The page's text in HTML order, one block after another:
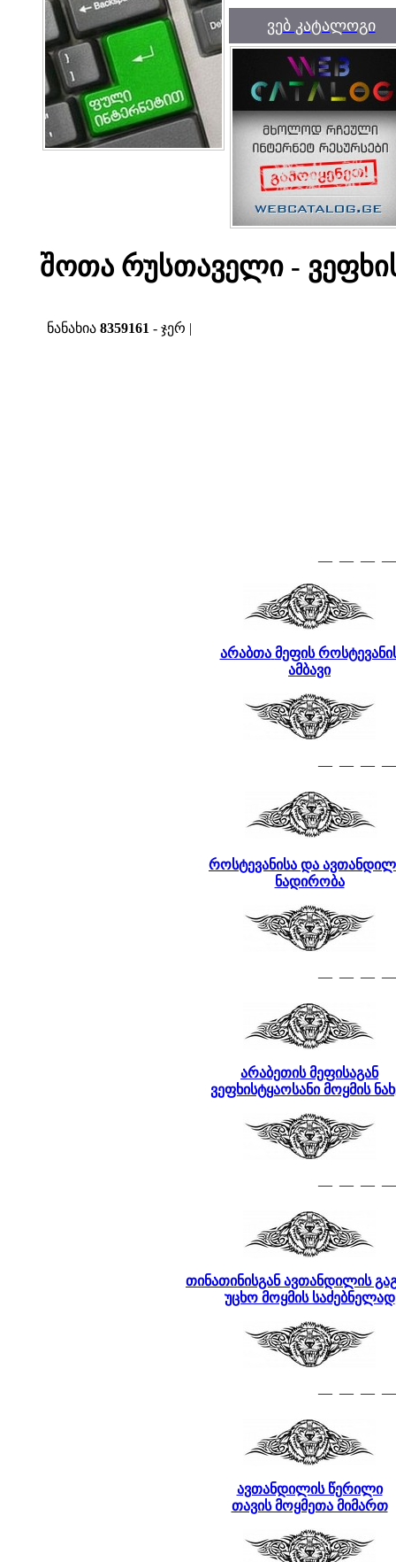
ვებ კატალოგი
შოთა რუსთაველი -
ნანახია 8359161 - ჯერ |
— — —
არაბთა მეფის
ამბავი
— — —
როსტევანისა და
ნადირობა
— — —
არაბეთის მეფისაგან
ვეფხისტყაოსანი მოყმის
— — —
თინათინისგან ავთანდილის
უცხო მოყმის საძებნელად
— — —
ავთანდილის წერილი
თავის მოყმეთა მიმართ